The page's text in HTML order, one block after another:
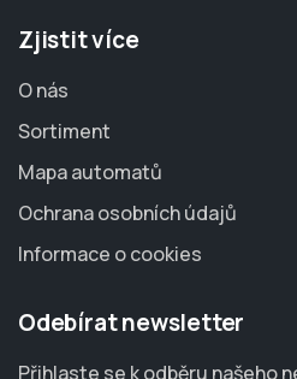
Zjistit více
O nás
Sortiment
Mapa automatů
Ochrana osobních údajů
Informace o cookies
Odebírat newsletter
Přihlaste se k odběru našeho